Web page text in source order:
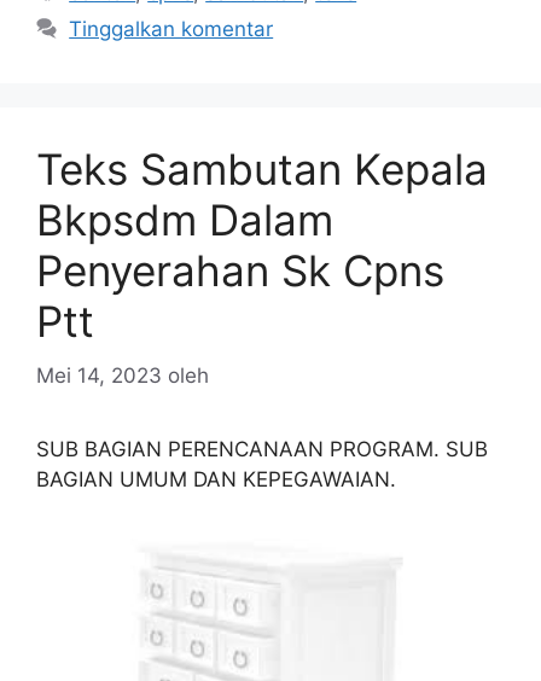
Tinggalkan komentar
Teks Sambutan Kepala
Bkpsdm Dalam
Penyerahan Sk Cpns
Ptt
Mei 14, 2023 oleh
SUB BAGIAN PERENCANAAN PROGRAM. SUB
BAGIAN UMUM DAN KEPEGAWAIAN.